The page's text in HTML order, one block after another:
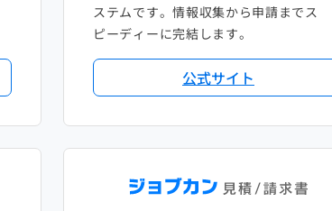
ステムです。情報収集から申請までス
ピーディーに完結します。
公式サイト